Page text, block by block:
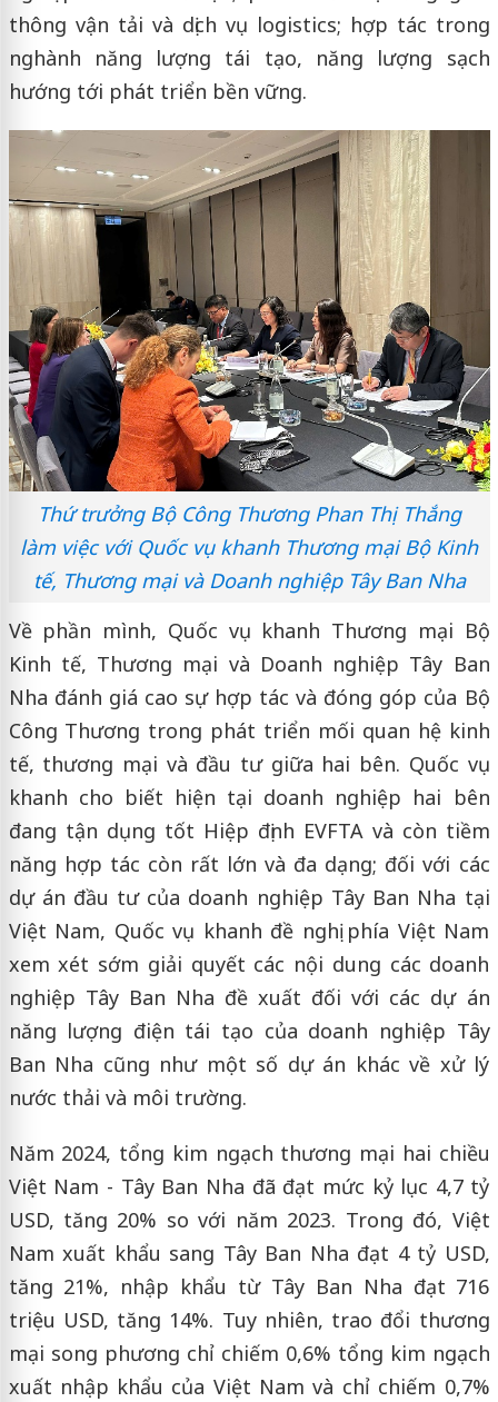
thông vận tải và dịch vụ logistics; hợp tác trong
nghành năng lượng tái tạo, năng lượng sạch
hướng tới phát triển bền vững.
Thứ trưởng Bộ Công Thương Phan Thị Thắng
làm việc với Quốc vụ khanh Thương mại Bộ Kinh
tế, Thương mại và Doanh nghiệp Tây Ban Nha
Về phần mình, Quốc vụ khanh Thương mại Bộ
Kinh tế, Thương mại và Doanh nghiệp Tây Ban
Nha đánh giá cao sự hợp tác và đóng góp của Bộ
Công Thương trong phát triển mối quan hệ kinh
tế, thương mại và đầu tư giữa hai bên. Quốc vụ
khanh cho biết hiện tại doanh nghiệp hai bên
đang tận dụng tốt Hiệp định EVFTA và còn tiềm
năng hợp tác còn rất lớn và đa dạng; đối với các
dự án đầu tư của doanh nghiệp Tây Ban Nha tại
Việt Nam, Quốc vụ khanh đề nghị phía Việt Nam
xem xét sớm giải quyết các nội dung các doanh
nghiệp Tây Ban Nha đề xuất đối với các dự án
năng lượng điện tái tạo của doanh nghiệp Tây
Ban Nha cũng như một số dự án khác về xử lý
nước thải và môi trường.
Năm 2024, tổng kim ngạch thương mại hai chiều
Việt Nam - Tây Ban Nha đã đạt mức kỷ lục 4,7 tỷ
USD, tăng 20% so với năm 2023. Trong đó, Việt
Nam xuất khẩu sang Tây Ban Nha đạt 4 tỷ USD,
tăng 21%, nhập khẩu từ Tây Ban Nha đạt 716
triệu USD, tăng 14%. Tuy nhiên, trao đổi thương
mại song phương chỉ chiếm 0,6% tổng kim ngạch
xuất nhập khẩu của Việt Nam và chỉ chiếm 0,7%